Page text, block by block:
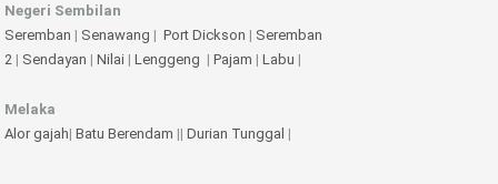
Negeri Sembilan
Seremban | Senawang | Port Dickson | Seremban
2 | Sendayan | Nilai | Lenggeng | Pajam | Labu |
Melaka
Alor gajah| Batu Berendam || Durian Tunggal |